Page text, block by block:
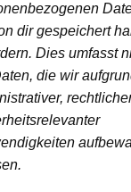
dir gespeichert
Dies umfasst
die wir